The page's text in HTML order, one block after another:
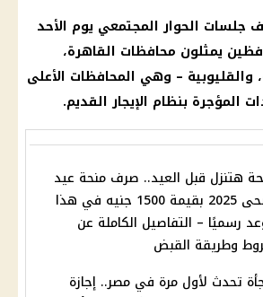
جلسات الحوار المجتمعي يوم الأحد
يمثلون محافظات القاهرة،
والقليوبية – وهي المحافظات الأعلى
المؤجرة بنظام الإيجار القديم.
هتنزل قبل العيد.. صرف منحة عيد
الأضحى 2025 بقيمة 1500 جنيه في هذا
رسميًا – التفاصيل الكاملة عن
وطريقة القبض
تحدث لأول مرة في مصر.. إجازة